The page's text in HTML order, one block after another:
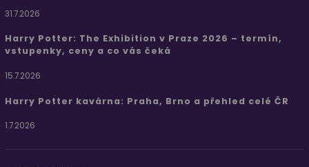
31.7.2026
Harry Potter: The Exhibition v Praze 2026 – termín,
vstupenky, ceny a co vás čeká
15.7.2026
Harry Potter kavárna: Praha, Brno a přehled celé ČR
1.7.2026